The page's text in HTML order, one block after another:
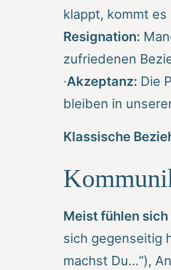
klappt, kommt es
Resignation:
zufriedenen
·Akzeptanz: Die
bleiben in
Klassische
Meist fühlen
sich gegenseitig
machst Du…“),